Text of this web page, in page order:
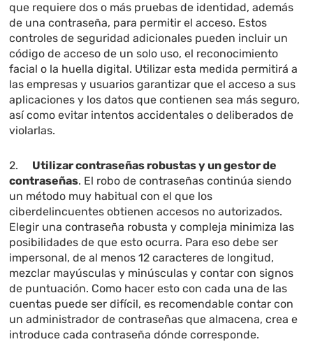
que requiere dos o más pruebas de identidad, además
de una contraseña, para permitir el acceso. Estos
controles de seguridad adicionales pueden incluir un
código de acceso de un solo uso, el reconocimiento
facial o la huella digital. Utilizar esta medida permitirá a
las empresas y usuarios garantizar que el acceso a sus
aplicaciones y los datos que contienen sea más seguro,
así como evitar intentos accidentales o deliberados de
violarlas.
2. Utilizar contraseñas robustas y un gestor de
contraseñas. El robo de contraseñas continúa siendo
un método muy habitual con el que los
ciberdelincuentes obtienen accesos no autorizados.
Elegir una contraseña robusta y compleja minimiza las
posibilidades de que esto ocurra. Para eso debe ser
impersonal, de al menos 12 caracteres de longitud,
mezclar mayúsculas y minúsculas y contar con signos
de puntuación. Como hacer esto con cada una de las
cuentas puede ser difícil, es recomendable contar con
un administrador de contraseñas que almacena, crea e
introduce cada contraseña dónde corresponde.